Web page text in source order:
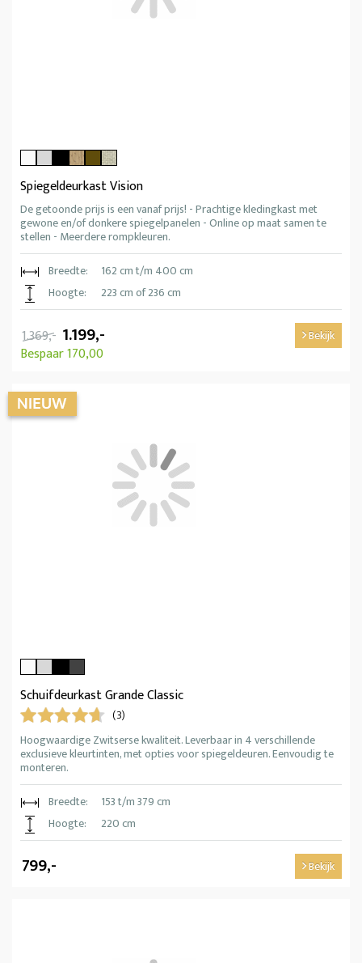
Spiegeldeurkast Vision
De getoonde prijs is een vanaf prijs! - Prachtige kledingkast met
gewone en/of donkere spiegelpanelen - Online op maat samen te
stellen - Meerdere rompkleuren.
Breedte:
162 cm t/m 400 cm
Hoogte:
223 cm of 236 cm
1.369,- 1.199,-
Bespaar 170,00
Bekijk
Schuifdeurkast Grande Classic
(3)
Hoogwaardige Zwitserse kwaliteit. Leverbaar in 4 verschillende
exclusieve kleurtinten, met opties voor spiegeldeuren. Eenvoudig te
monteren.
Breedte:
153 t/m 379 cm
Hoogte:
220 cm
799,- Bekijk